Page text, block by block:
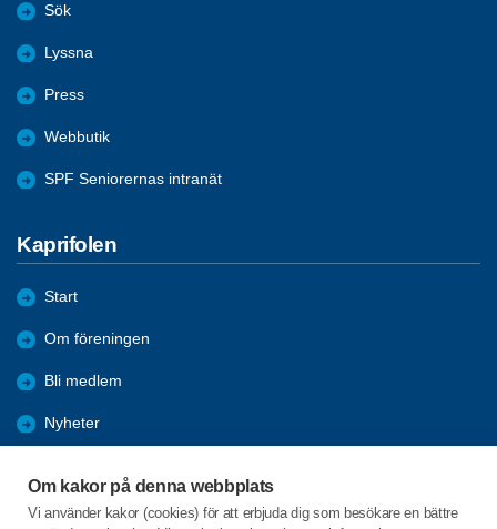
Om kakor på denna webbplats
Vi använder kakor (cookies) för att erbjuda dig som besökare en bättre
Sök
Lyssna
Press
Webbutik
SPF Seniorernas intranät
Kaprifolen
Start
Om föreningen
Bli medlem
Nyheter
Hälsovågen